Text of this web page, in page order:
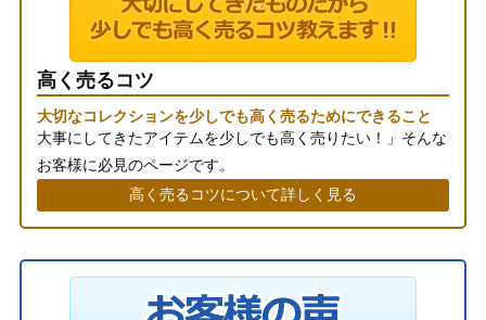
高く売るコツ
大切なコレクションを少しでも高く売るためにできること
大事にしてきたアイテムを少しでも高く売りたい！」そんな
お客様に必見のページです。
高く売るコツについて詳しく見る